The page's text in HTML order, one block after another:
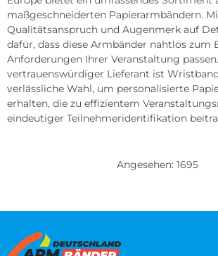
maßgeschneiderten Papierarmbändern.
Qualitätsanspruch und Augenmerk auf
dafür, dass diese Armbänder nahtlos zum
Anforderungen Ihrer Veranstaltung
vertrauenswürdiger Lieferant ist
verlässliche Wahl, um personalisierte
erhalten, die zu effizientem
eindeutiger Teilnehmeridentifikation
Angesehen: 1695